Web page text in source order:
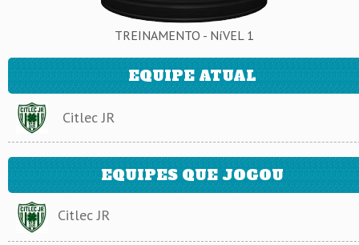
TREINAMENTO - NíVEL 1
EQUIPE ATUAL
Citlec JR
EQUIPES QUE JOGOU
Citlec JR